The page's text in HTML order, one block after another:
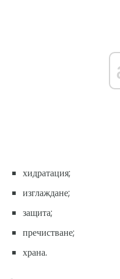
хидратация;
изглаждане;
защита;
пречистване;
храна.